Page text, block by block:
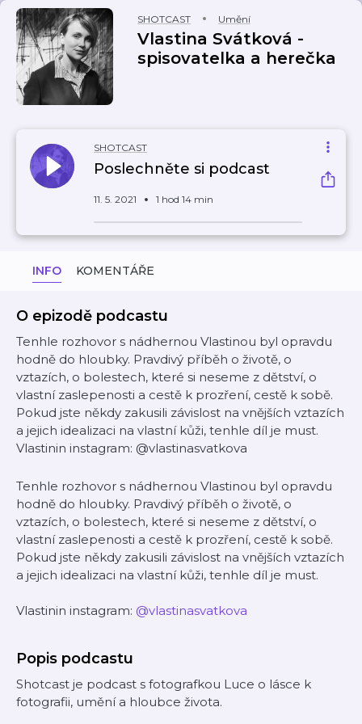
SHOTCAST Umění
Vlastina Svátková -
spisovatelka a herečka
SHOTCAST
Poslechněte si podcast
11. 5. 2021 1 hod 14 min
INFO KOMENTÁŘE
O epizodě podcastu
Tenhle rozhovor s nádhernou Vlastinou byl opravdu
hodně do hloubky. Pravdivý příběh o životě, o
vztazích, o bolestech, které si neseme z dětství, o
vlastní zaslepenosti a cestě k prozření, cestě k sobě.
Pokud jste někdy zakusili závislost na vnějších vztazích
a jejich idealizaci na vlastní kůži, tenhle díl je must.
Vlastinin instagram: @vlastinasvatkova
Tenhle rozhovor s nádhernou Vlastinou byl opravdu
hodně do hloubky. Pravdivý příběh o životě, o
vztazích, o bolestech, které si neseme z dětství, o
vlastní zaslepenosti a cestě k prozření, cestě k sobě.
Pokud jste někdy zakusili závislost na vnějších vztazích
a jejich idealizaci na vlastní kůži, tenhle díl je must.
Vlastinin instagram: @vlastinasvatkova
Popis podcastu
Shotcast je podcast s fotografkou Luce o lásce k
fotografii, umění a hloubce života.